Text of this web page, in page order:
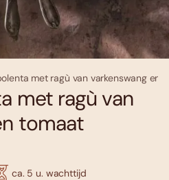
met ragù van varkenswang en
met ragù van
tomaat
ca. 5 u. wachttijd